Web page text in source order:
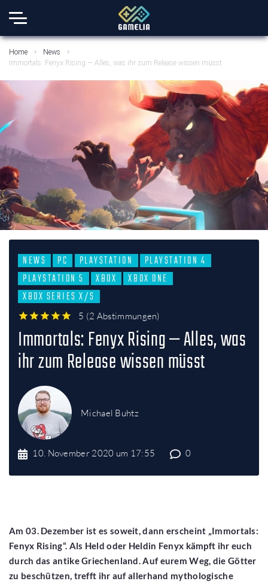
Home
News
Immortals: Fenyx Rising — Alles, was ihr zum Release wissen müsst
NEWS PC PLAYSTATION
PLAYSTATION 4
PLAYSTATION 5
XBOX
XBOX ONE
XBOX SERIES X/S
5 (2 Abstimmungen)
Immortals: Fenyx Rising — Alles, was
ihr zum Release wissen müsst
Michael Buhtz
10. November 2020 um 17:55 0
Am 03. Dezember ist es soweit, dann erscheint „Immortals:
Fenyx Rising“. Als Held oder Heldin Fenyx kämpft ihr euch
durch das antike Griechenland. Auf eurem Weg, die Götter
zu beschützen, trefft ihr auf allerhand mythologische